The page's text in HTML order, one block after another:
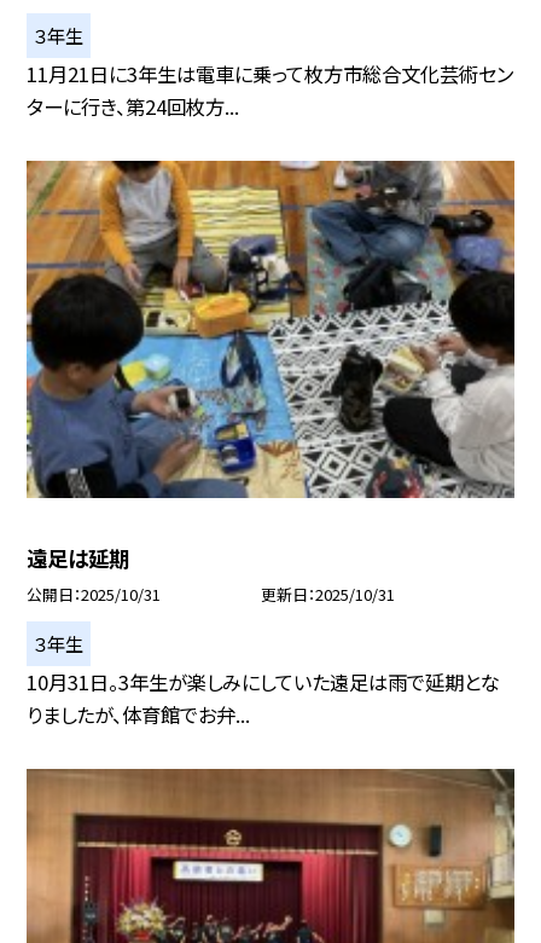
３年生
11月21日に3年生は電車に乗って枚方市総合文化芸術セン
ターに行き、第24回枚方...
遠足は延期
公開日 2025/10/31 更新日 2025/10/31
３年生
10月31日。3年生が楽しみにしていた遠足は雨で延期とな
りましたが、体育館でお弁...